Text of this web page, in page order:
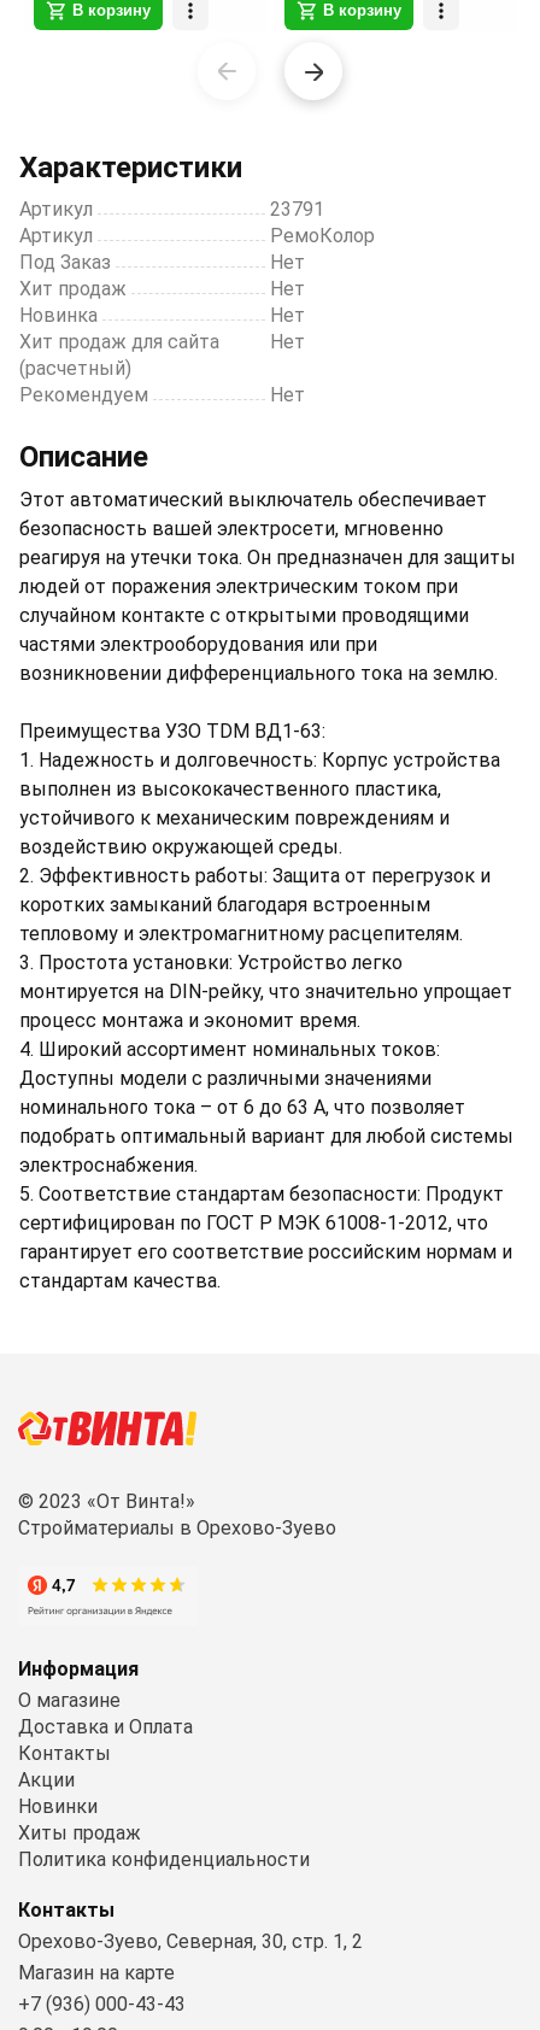
В корзину В корзину
20
Характеристики
Артикул
23791
Артикул
РемоКолор
Под Заказ
Нет
Хит продаж
Нет
Новинка
Нет
Хит продаж для сайта
(расчетный)
Нет
Рекомендуем Нет
Описание
Этот автоматический выключатель обеспечивает
безопасность вашей электросети, мгновенно
реагируя на утечки тока. Он предназначен для защиты
людей от поражения электрическим током при
случайном контакте с открытыми проводящими
частями электрооборудования или при
возникновении дифференциального тока на землю.
Преимущества УЗО TDM ВД1-63:
1. Надежность и долговечность: Корпус устройства
выполнен из высококачественного пластика,
устойчивого к механическим повреждениям и
воздействию окружающей среды.
2. Эффективность работы: Защита от перегрузок и
коротких замыканий благодаря встроенным
тепловому и электромагнитному расцепителям.
3. Простота установки: Устройство легко
монтируется на DIN-рейку, что значительно упрощает
процесс монтажа и экономит время.
4. Широкий ассортимент номинальных токов:
Доступны модели с различными значениями
номинального тока – от 6 до 63 А, что позволяет
подобрать оптимальный вариант для любой системы
электроснабжения.
5. Соответствие стандартам безопасности: Продукт
сертифицирован по ГОСТ Р МЭК 61008-1-2012, что
гарантирует его соответствие российским нормам и
стандартам качества.
© 2023 «От Винта!»
Стройматериалы в Орехово-Зуево
Контакты
Орехово-Зуево, Северная, 30, стр. 1, 2
Магазин на карте
+7 (936) 000-43-43
Информация
О магазине
Доставка и Оплата
Контакты
Акции
Новинки
Хиты продаж
Политика конфиденциальности